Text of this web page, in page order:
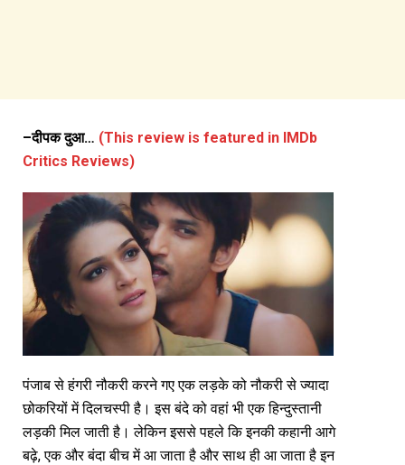
–दीपक दुआ… (This review is featured in IMDb
Critics Reviews)
पंजाब से हंगरी नौकरी करने गए एक लड़के को नौकरी से ज्यादा
छोकरियों में दिलचस्पी है। इस बंदे को वहां भी एक हिन्दुस्तानी
लड़की मिल जाती है। लेकिन इससे पहले कि इनकी कहानी आगे
बढ़े, एक और बंदा बीच में आ जाता है और साथ ही आ जाता है इन